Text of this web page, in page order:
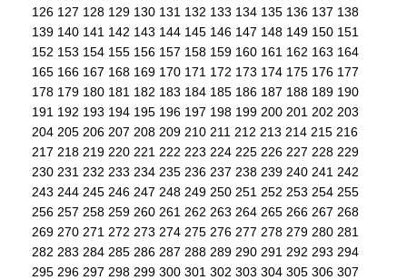
126 127 128 129 130 131 132 133 134 135 136 137 138
139 140 141 142 143 144 145 146 147 148 149 150 151
152 153 154 155 156 157 158 159 160 161 162 163 164
165 166 167 168 169 170 171 172 173 174 175 176 177
178 179 180 181 182 183 184 185 186 187 188 189 190
191 192 193 194 195 196 197 198 199 200 201 202 203
204 205 206 207 208 209 210 211 212 213 214 215 216
217 218 219 220 221 222 223 224 225 226 227 228 229
230 231 232 233 234 235 236 237 238 239 240 241 242
243 244 245 246 247 248 249 250 251 252 253 254 255
256 257 258 259 260 261 262 263 264 265 266 267 268
269 270 271 272 273 274 275 276 277 278 279 280 281
282 283 284 285 286 287 288 289 290 291 292 293 294
295 296 297 298 299 300 301 302 303 304 305 306 307